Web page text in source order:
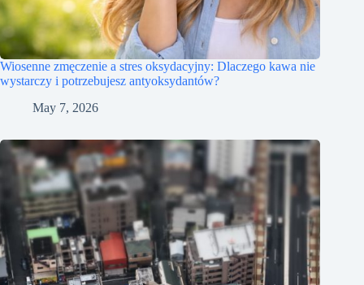
Wiosenne zmęczenie a stres oksydacyjny: Dlaczego kawa nie
wystarczy i potrzebujesz antyoksydantów?
May 7, 2026